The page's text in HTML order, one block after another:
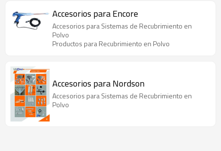
Accesorios para Encore
Accesorios para Sistemas de Recubrimiento en
Polvo
Productos para Recubrimiento en Polvo
Accesorios para Nordson
Accesorios para Sistemas de Recubrimiento en
Polvo